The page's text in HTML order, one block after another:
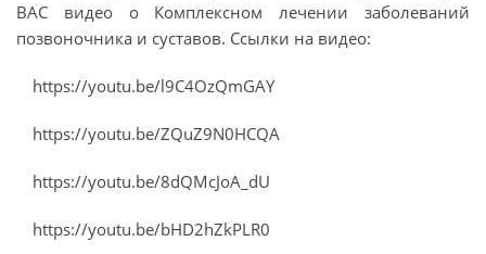
ВАС видео о Комплексном лечении заболеваний
позвоночника и суставов. Ссылки на видео:
https://youtu.be/l9C4OzQmGAY
https://youtu.be/ZQuZ9N0HCQA
https://youtu.be/8dQMcJoA_dU
https://youtu.be/bHD2hZkPLR0